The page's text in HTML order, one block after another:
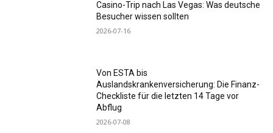
Casino-Trip nach Las Vegas: Was deutsche
Besucher wissen sollten
2026-07-16
Von ESTA bis
Auslandskrankenversicherung: Die Finanz-
Checkliste für die letzten 14 Tage vor
Abflug
2026-07-08